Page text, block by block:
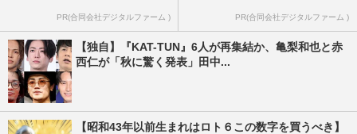
PR(合同会社デジタルファーム ) PR(合同会社デジタルファーム )
【独自】『KAT-TUN』6人が再集結か、亀梨和也と赤
西仁が「秋に驚く発表」田中...
【昭和43年以前生まれはロト６この数字を買うべき】